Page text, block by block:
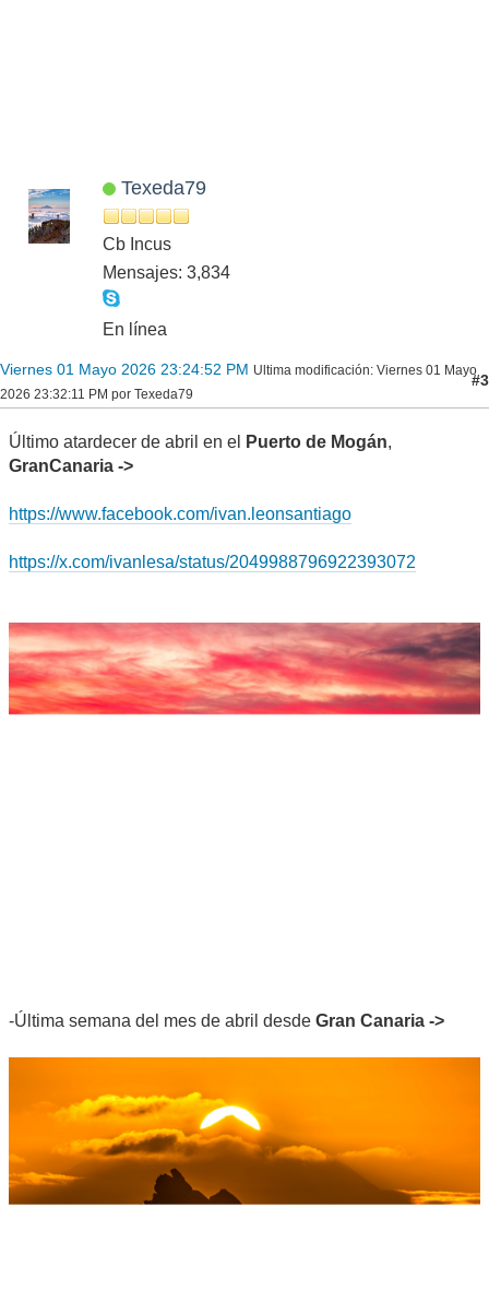
Texeda79
Cb Incus
Mensajes: 3,834
En línea
Viernes 01 Mayo 2026 23:24:52 PM Ultima modificación: Viernes 01 Mayo
2026 23:32:11 PM por Texeda79
#3
Último atardecer de abril en el Puerto de Mogán,
GranCanaria ->
https://www.facebook.com/ivan.leonsantiago
https://x.com/ivanlesa/status/2049988796922393072
-Última semana del mes de abril desde Gran Canaria ->